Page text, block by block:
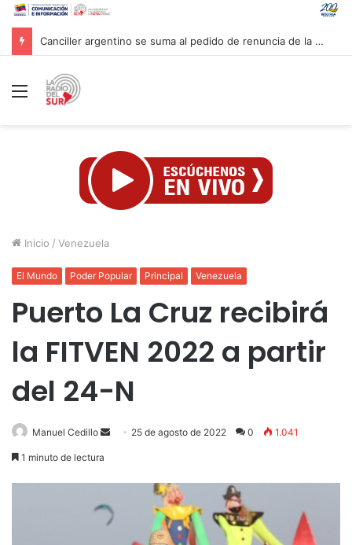
Venezuela y la firma global Miyamoto International evalúan proyectos para reforzar la resiliencia sísmica nacional
Menú
Inicio / Venezuela
El Mundo Poder Popular Principal Venezuela
Puerto La Cruz recibirá
la FITVEN 2022 a partir
del 24-N
Manuel Cedillo
Send 25 de agosto de 2022 0 1.041
1 minuto de lectura